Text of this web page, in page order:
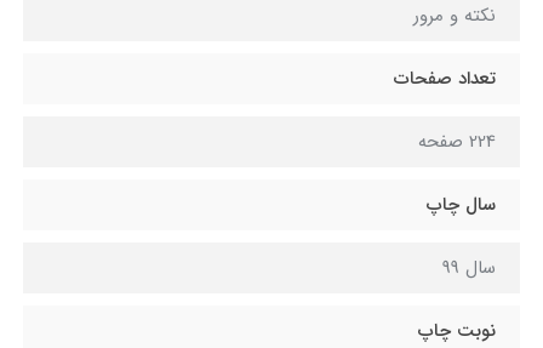
نکته و مرور
تعداد صفحات
224 صفحه
سال چاپ
سال 99
نوبت چاپ